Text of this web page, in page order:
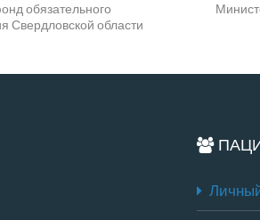
обязательного
Свердловской области